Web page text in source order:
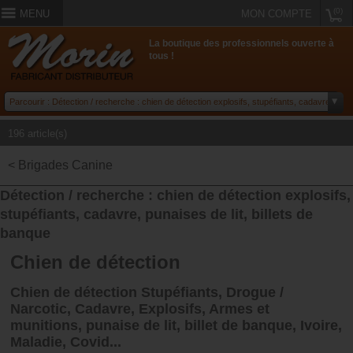
MENU MON COMPTE
La boutique des professionnels ouverte à
tous !
196 article(s)
< Brigades Canine
Détection / recherche : chien de détection explosifs,
stupéfiants, cadavre, punaises de lit, billets de
banque
Chien de détection
Chien de détection Stupéfiants, Drogue /
Narcotic, Cadavre, Explosifs, Armes et
munitions, punaise de lit, billet de banque, Ivoire,
Maladie, Covid...